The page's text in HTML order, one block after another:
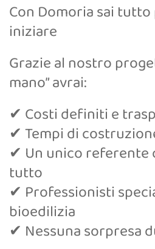
Con Domoria sai
iniziare
Grazie al nostro
mano” avrai:
✔ Costi definiti e
✔ Tempi di
✔ Un unico referente
tutto
✔ Professionisti
bioedilizia
✔ Nessuna sorpresa